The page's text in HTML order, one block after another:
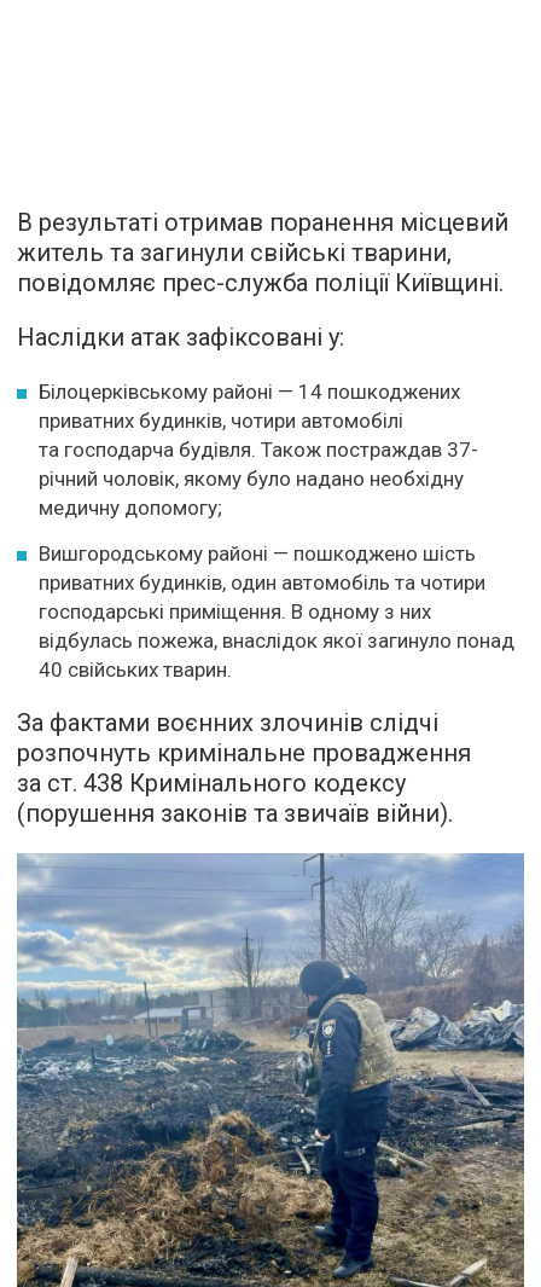
В результаті отримав поранення місцевий
житель та загинули свійські тварини,
повідомляє прес-служба поліції Київщині.
Наслідки атак зафіксовані у:
Білоцерківському районі — 14 пошкоджених
приватних будинків, чотири автомобілі
та господарча будівля. Також постраждав 37-
річний чоловік, якому було надано необхідну
медичну допомогу;
Вишгородському районі — пошкоджено шість
приватних будинків, один автомобіль та чотири
господарські приміщення. В одному з них
відбулась пожежа, внаслідок якої загинуло понад
40 свійських тварин.
За фактами воєнних злочинів слідчі
розпочнуть кримінальне провадження
за ст. 438 Кримінального кодексу
(порушення законів та звичаїв війни).